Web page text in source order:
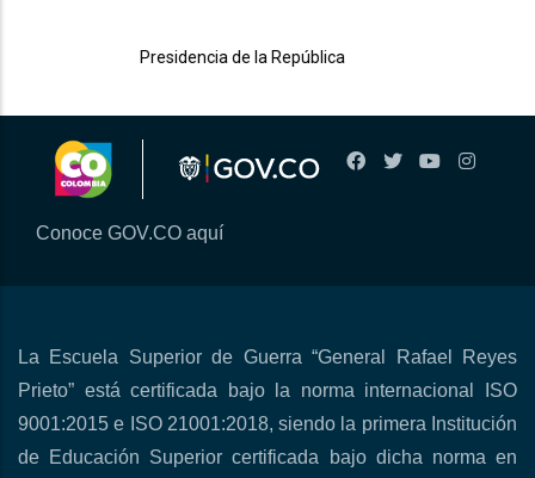
Presidencia de la República
Conoce GOV.CO aquí
La Escuela Superior de Guerra “General Rafael Reyes
Prieto” está certificada bajo la norma internacional ISO
9001:2015 e ISO 21001:2018, siendo la primera Institución
de Educación Superior certificada bajo dicha norma en